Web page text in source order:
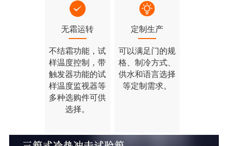
无霜运转
不结霜功能，试
样温度控制，带
触发器功能的试
样温度监视器等
多种选购件可供
选择。
定制生产
可以满足门的规
格、制冷方式、
供水和语言选择
等定制需求。